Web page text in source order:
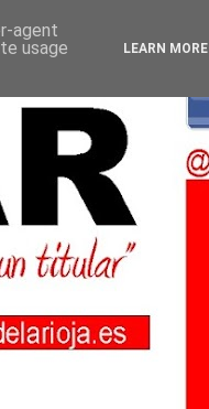
agent
usage
LEARN MORE